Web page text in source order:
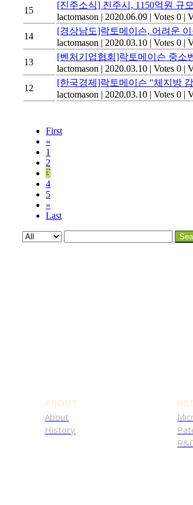
15
[진주소식] 진주시, 1150억원 규
lactomason | 2020.06.09 | Votes 0 |
14
[경상남도]락토메이슨, 어려운
lactomason | 2020.03.10 | Votes 0 |
13
[벤처기업협회]락토메이슨 중소
lactomason | 2020.03.10 | Votes 0 |
12
[한국경제]락토메이슨 "체지방
lactomason | 2020.03.10 | Votes 0 |
First
«
1
2
3
4
5
»
Last
ABOUT
About
History